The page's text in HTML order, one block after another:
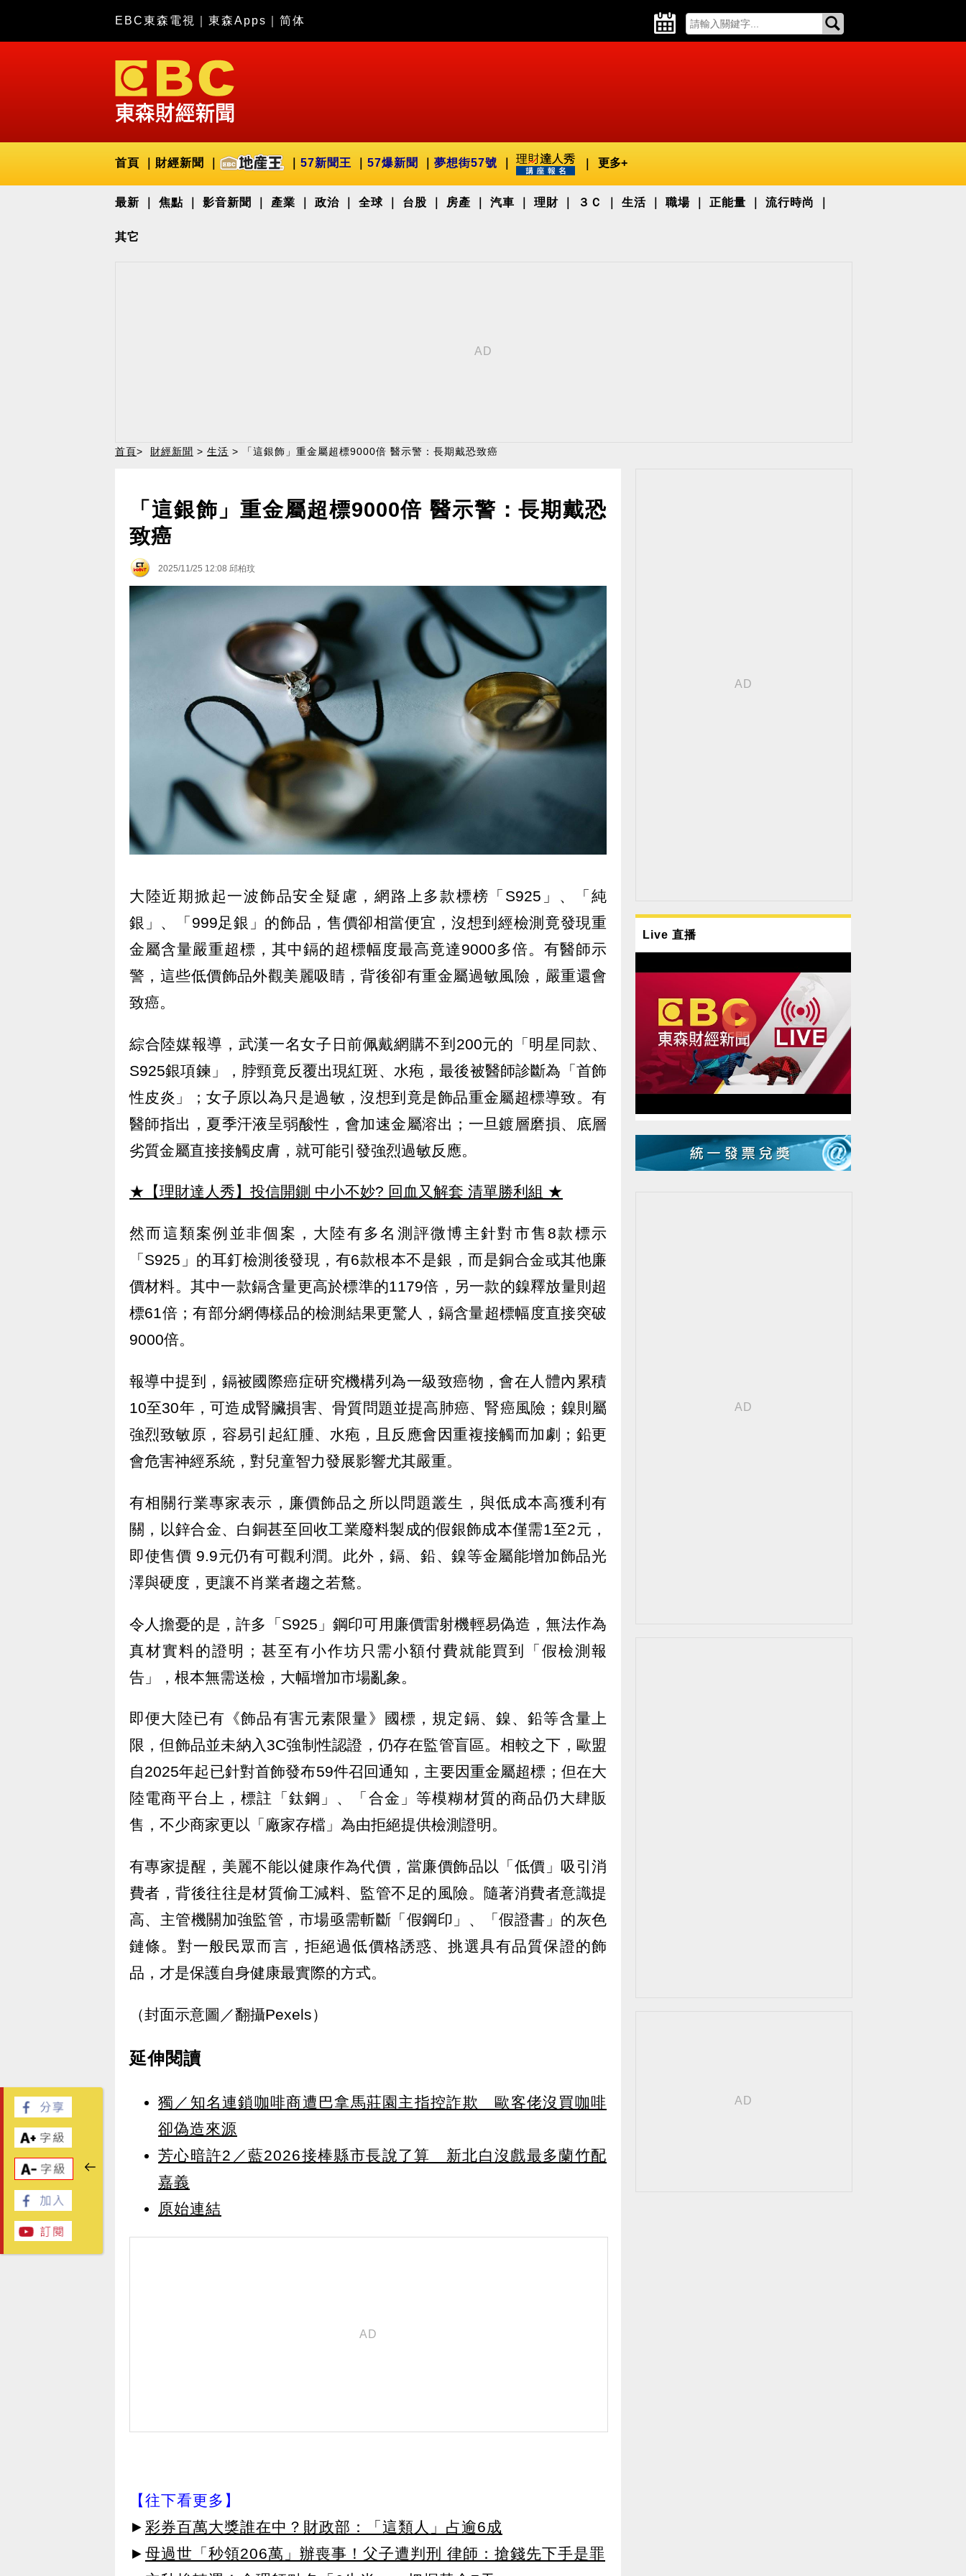
EBC東森電視 東森Apps 简体
首頁 財經新聞 57新聞王 57爆新聞 夢想街57號 更多+
最新 焦點 影音新聞 產業 政治 全球 台股 房產 汽車 理財 ３Ｃ 生活 職場 正能量 流行時尚
其它
首頁> 財經新聞 > 生活 > 「這銀飾」重金屬超標9000倍 醫示警：長期戴恐致癌
「這銀飾」重金屬超標9000倍 醫示警：長期戴恐
致癌
2025/11/25 12:08 邱柏玟
大陸近期掀起一波飾品安全疑慮，網路上多款標榜「S925」、「純
銀」、「999足銀」的飾品，售價卻相當便宜，沒想到經檢測竟發現重
金屬含量嚴重超標，其中鎘的超標幅度最高竟達9000多倍。有醫師示
警，這些低價飾品外觀美麗吸睛，背後卻有重金屬過敏風險，嚴重還會
致癌。
綜合陸媒報導，武漢一名女子日前佩戴網購不到200元的「明星同款、
S925銀項鍊」，脖頸竟反覆出現紅斑、水疱，最後被醫師診斷為「首飾
性皮炎」；女子原以為只是過敏，沒想到竟是飾品重金屬超標導致。有
醫師指出，夏季汗液呈弱酸性，會加速金屬溶出；一旦鍍層磨損、底層
劣質金屬直接接觸皮膚，就可能引發強烈過敏反應。
★【理財達人秀】投信開鍘 中小不妙? 回血又解套 清單勝利組 ★
然而這類案例並非個案，大陸有多名測評微博主針對市售8款標示
「S925」的耳釘檢測後發現，有6款根本不是銀，而是銅合金或其他廉
價材料。其中一款鎘含量更高於標準的1179倍，另一款的鎳釋放量則超
標61倍；有部分網傳樣品的檢測結果更驚人，鎘含量超標幅度直接突破
9000倍。
報導中提到，鎘被國際癌症研究機構列為一級致癌物，會在人體內累積
10至30年，可造成腎臟損害、骨質問題並提高肺癌、腎癌風險；鎳則屬
強烈致敏原，容易引起紅腫、水疱，且反應會因重複接觸而加劇；鉛更
會危害神經系統，對兒童智力發展影響尤其嚴重。
有相關行業專家表示，廉價飾品之所以問題叢生，與低成本高獲利有
關，以鋅合金、白銅甚至回收工業廢料製成的假銀飾成本僅需1至2元，
即使售價 9.9元仍有可觀利潤。此外，鎘、鉛、鎳等金屬能增加飾品光
澤與硬度，更讓不肖業者趨之若鶩。
令人擔憂的是，許多「S925」鋼印可用廉價雷射機輕易偽造，無法作為
真材實料的證明；甚至有小作坊只需小額付費就能買到「假檢測報
告」，根本無需送檢，大幅增加市場亂象。
即便大陸已有《飾品有害元素限量》國標，規定鎘、鎳、鉛等含量上
限，但飾品並未納入3C強制性認證，仍存在監管盲區。相較之下，歐盟
自2025年起已針對首飾發布59件召回通知，主要因重金屬超標；但在大
陸電商平台上，標註「鈦鋼」、「合金」等模糊材質的商品仍大肆販
售，不少商家更以「廠家存檔」為由拒絕提供檢測證明。
有專家提醒，美麗不能以健康作為代價，當廉價飾品以「低價」吸引消
費者，背後往往是材質偷工減料、監管不足的風險。隨著消費者意識提
高、主管機關加強監管，市場亟需斬斷「假鋼印」、「假證書」的灰色
鏈條。對一般民眾而言，拒絕過低價格誘惑、挑選具有品質保證的飾
品，才是保護自身健康最實際的方式。
（封面示意圖／翻攝Pexels）
延伸閱讀
獨／知名連鎖咖啡商遭巴拿馬莊園主指控詐欺 歐客佬沒買咖啡
卻偽造來源
芳心暗許2／藍2026接棒縣市長說了算 新北白沒戲最多蘭竹配
嘉義
原始連結
【往下看更多】
► 彩券百萬大獎誰在中？財政部：「這類人」占逾6成
► 母過世「秒領206萬」辦喪事！父子遭判刑 律師：搶錢先下手是罪
Live 直播